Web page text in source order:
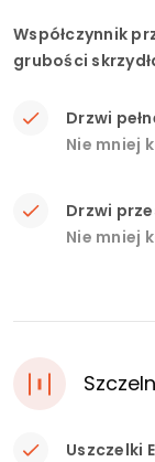
Współczynnik
grubości
Drzwi
Nie mniej
Drzwi
Nie mniej
Uszczelki